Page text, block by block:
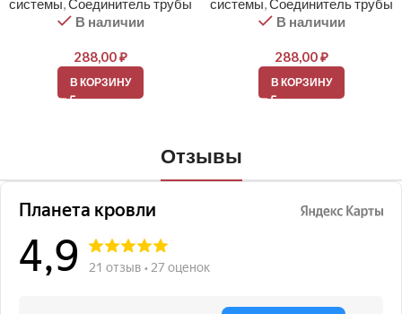
системы,Соединитель трубы
В наличии
288,00₽
В КОРЗИНУ
системы,Соединитель трубы
В наличии
288,00₽
В КОРЗИНУ
Отзывы